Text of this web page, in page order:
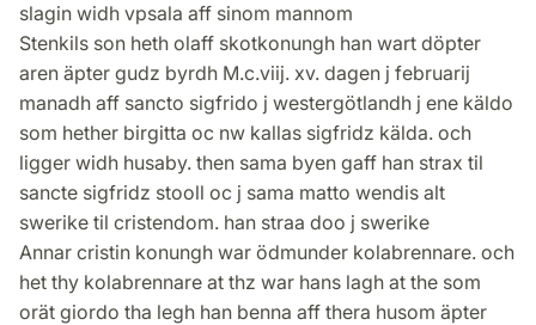
slagin widh vpsala aff sinom mannom
Stenkils son heth olaff skotkonungh han wart döpter
aren äpter gudz byrdh M.c.viij. xv. dagen j februarij
manadh aff sancto sigfrido j westergötlandh j ene käldo
som hether birgitta oc nw kallas sigfridz kälda. och
ligger widh husaby. then sama byen gaff han strax til
sancte sigfridz stooll oc j sama matto wendis alt
swerike til cristendom. han straa doo j swerike
Annar cristin konungh war ödmunder kolabrennare. och
het thy kolabrennare at thz war hans lagh at the som
orät giordo tha legh han benna aff thera husom äpter